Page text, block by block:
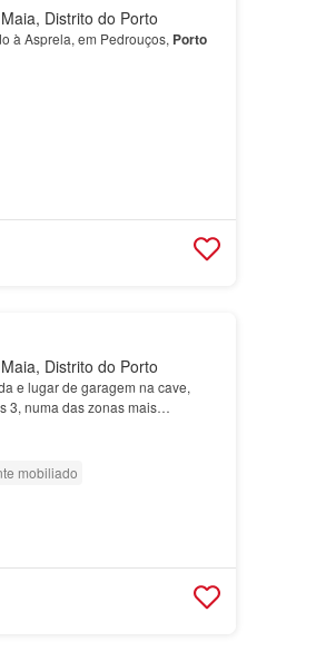
Distrito do Porto
à Asprela, em Pedrouços, Porto
Distrito do Porto
e lugar de garagem na cave,
3, numa das zonas mais
mobiliado